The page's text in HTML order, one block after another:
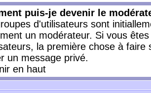
puis-je devenir le
d'utilisateurs sont
un modérateur. Si vous
la première chose à
un message privé.
en haut